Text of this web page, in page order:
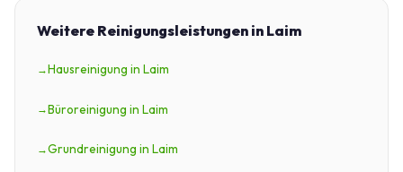
Weitere Reinigungsleistungen in Laim
Hausreinigung in Laim
Büroreinigung in Laim
Grundreinigung in Laim